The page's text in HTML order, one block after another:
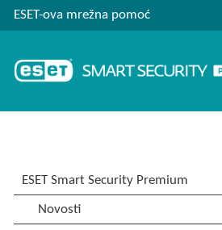
ESET-ova mrežna pomoć